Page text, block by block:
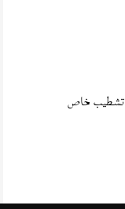
تشطيب خاص